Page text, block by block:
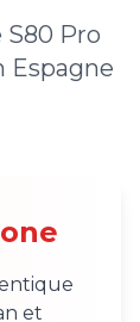
Pro
Espagne
et